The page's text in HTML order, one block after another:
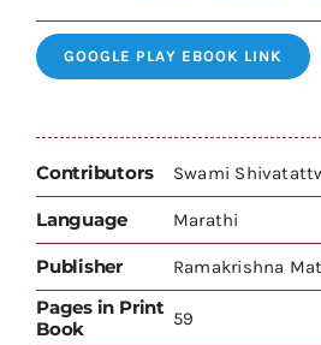
GOOGLE PLAY EBOOK LINK
Contributors Swami
Language Marathi
Publisher Ramakrishna
Pages in Print
Book
59